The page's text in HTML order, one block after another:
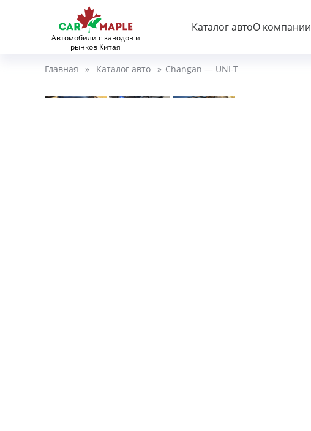
Автомобили с заводов и
рынков Китая
Каталог автоО компании
Главная » Каталог авто » Changan — UNI-T